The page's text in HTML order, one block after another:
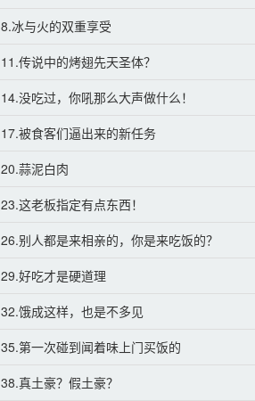
8.冰与火的双重享受
11.传说中的烤翅先天圣体？
14.没吃过，你吼那么大声做什么！
17.被食客们逼出来的新任务
20.蒜泥白肉
23.这老板指定有点东西！
26.别人都是来相亲的，你是来吃饭的？
29.好吃才是硬道理
32.饿成这样，也是不多见
35.第一次碰到闻着味上门买饭的
38.真土豪？假土豪？